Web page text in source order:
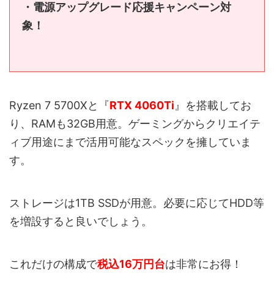
・電源アップグレード応援キャンペーン対
象！
Ryzen 7 5700Xと『RTX 4060Ti』を搭載してお
り、RAMも32GB用意。ゲーミングからクリエイテ
ィブ用途にまで活用可能なスペックを擁していま
す。
ストレージは1TB SSDが用意。必要に応じてHDD等
を増設すると良いでしょう。
これだけの構成で税込16万円台は非常にお得！